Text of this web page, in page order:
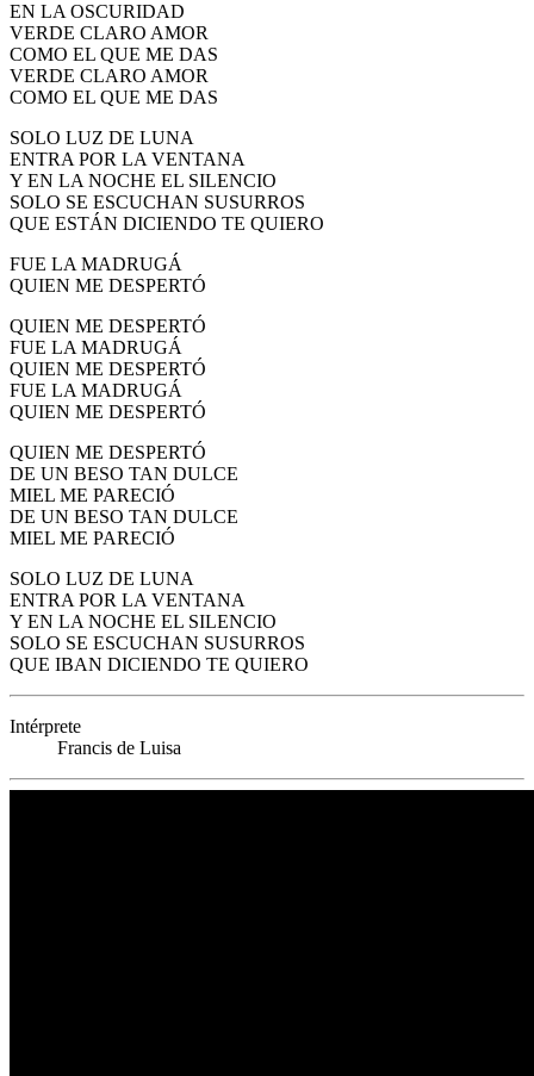
EN LA OSCURIDAD
VERDE CLARO AMOR
COMO EL QUE ME DAS
VERDE CLARO AMOR
COMO EL QUE ME DAS
SOLO LUZ DE LUNA
ENTRA POR LA VENTANA
Y EN LA NOCHE EL SILENCIO
SOLO SE ESCUCHAN SUSURROS
QUE ESTÁN DICIENDO TE QUIERO
FUE LA MADRUGÁ
QUIEN ME DESPERTÓ
QUIEN ME DESPERTÓ
FUE LA MADRUGÁ
QUIEN ME DESPERTÓ
FUE LA MADRUGÁ
QUIEN ME DESPERTÓ
QUIEN ME DESPERTÓ
DE UN BESO TAN DULCE
MIEL ME PARECIÓ
DE UN BESO TAN DULCE
MIEL ME PARECIÓ
SOLO LUZ DE LUNA
ENTRA POR LA VENTANA
Y EN LA NOCHE EL SILENCIO
SOLO SE ESCUCHAN SUSURROS
QUE IBAN DICIENDO TE QUIERO
Intérprete
Francis de Luisa